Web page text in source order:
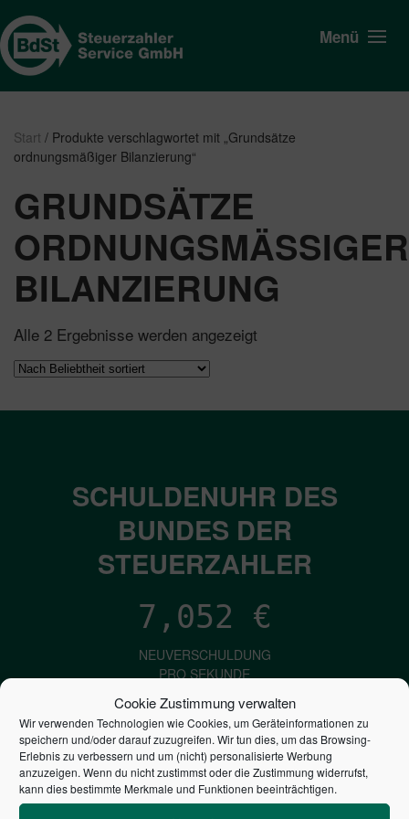
Cookie Zustimmung verwalten
Wir verwenden Technologien wie Cookies, um Geräteinformationen zu
speichern und/oder darauf zuzugreifen. Wir tun dies, um das Browsing-
Erlebnis zu verbessern und um (nicht) personalisierte Werbung
anzuzeigen. Wenn du nicht zustimmst oder die Zustimmung widerrufst,
kann dies bestimmte Merkmale und Funktionen beeinträchtigen.
Menü
Start / Produkte verschlagwortet mit „Grundsätze
ordnungsmäßiger Bilanzierung“
GRUNDSÄTZE
ORDNUNGSMÄSSIGER B
ILANZIERUNG
Alle 2 Ergebnisse werden angezeigt
SCHULDENUHR DES
BUNDES DER
STEUERZAHLER
7,052 €
NEUVERSCHULDUNG
PRO SEKUNDE
1,601€
ZINSEN
PRO SEKUNDE